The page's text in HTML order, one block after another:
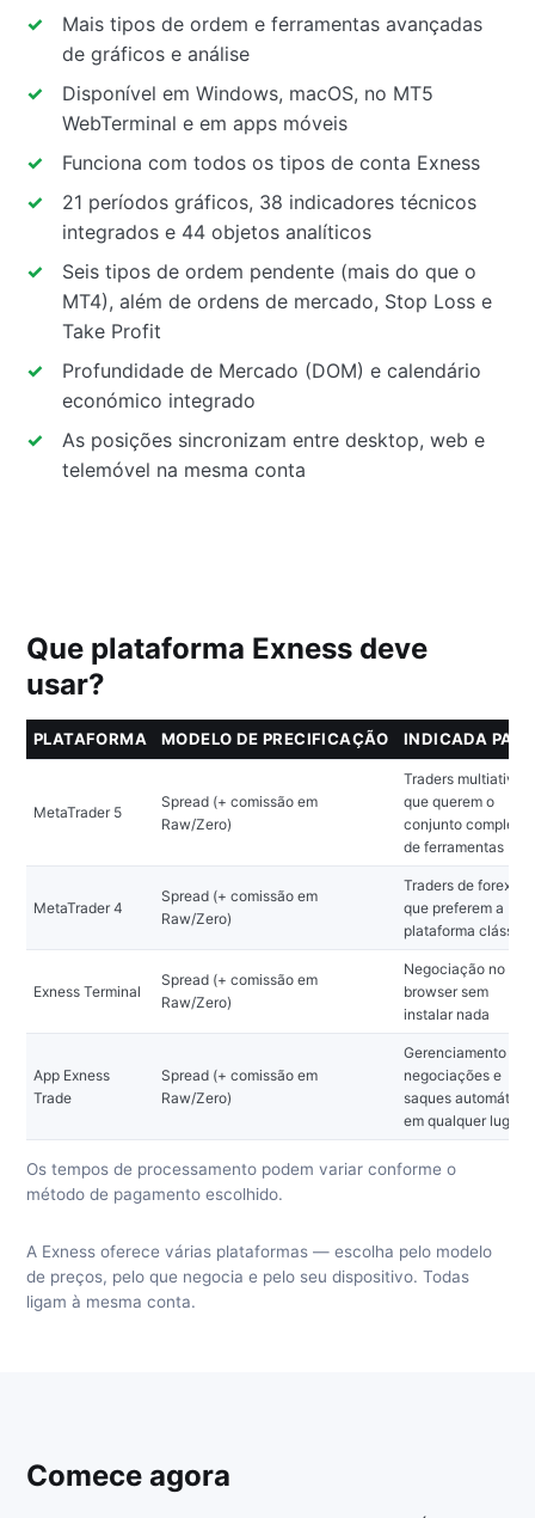
Mais tipos de ordem e ferramentas avançadas
de gráficos e análise
Disponível em Windows, macOS, no MT5
WebTerminal e em apps móveis
Funciona com todos os tipos de conta Exness
21 períodos gráficos, 38 indicadores técnicos
integrados e 44 objetos analíticos
Seis tipos de ordem pendente (mais do que o
MT4), além de ordens de mercado, Stop Loss e
Take Profit
Profundidade de Mercado (DOM) e calendário
económico integrado
As posições sincronizam entre desktop, web e
telemóvel na mesma conta
Que plataforma Exness deve
usar?
PLATAFORMA MODELO DE PRECIFICAÇÃO INDICADA
MetaTrader 5
Spread (+ comissão em
Raw/Zero)
Traders multiativos
que querem o
conjunto completo
de ferramentas
MetaTrader 4
Spread (+ comissão em
Raw/Zero)
Traders de forex
que preferem a
plataforma clássica
Exness Terminal
Spread (+ comissão em
Raw/Zero)
Negociação no
browser sem
instalar nada
App Exness
Trade
Spread (+ comissão em
Raw/Zero)
Gerenciamento de
negociações e
saques
em qualquer lugar
Os tempos de processamento podem variar conforme o
método de pagamento escolhido.
A Exness oferece várias plataformas — escolha pelo modelo
de preços, pelo que negocia e pelo seu dispositivo. Todas
ligam à mesma conta.
Comece agora